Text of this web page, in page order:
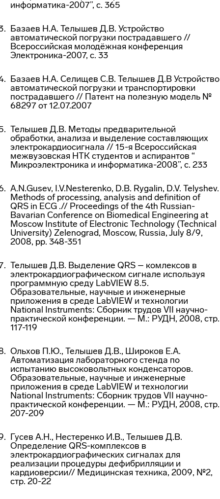
информатика-2007”, с. 365
Базаев Н.А. Телышев Д.В. Устройство
автоматической погрузки пострадавшего //
Всероссийская молодёжная конференция
Электроника-2007, с. 33
Базаев Н.А. Селищев С.В. Телышев Д.В Устройство
автоматической погрузки и транспортировки
пострадавшего // Патент на полезную модель №
68297 от 12.07.2007
Телышев Д.В. Методы предварительной
обработки, анализа и выделение составляющих
электрокардиосигнала // 15-я Всероссийская
межвузовская НТК студентов и аспирантов “
Микроэлектроника и информатика-2008”, с. 233
A.N.Gusev, I.V.Nesterenko, D.B. Rygalin, D.V. Telyshev.
Methods of processing, analysis and definition of
QRS in ECG .// Proceedings of the 4th Russian-
Bavarian Conference on Biomedical Engineering at
Moscow Institute of Electronic Technology (Technical
University) Zelenograd, Moscow, Russia, July 8/9,
2008, pp. 348-351
Телышев Д.В. Выделение QRS – комлексов в
электрокардиографическом сигнале используя
программную среду LabVIEW 8.5.
Образовательные, научные и инженерные
приложения в среде LabVIEW и технологии
National Instruments: Сборник трудов VII научно-
практической конференции. — М.: РУДН, 2008, стр.
117-119
Ольхов П.Ю., Телышев Д.В., Широков Е.А.
Автоматизация лабораторного стенда по
испытанию высоковольтных конденсаторов.
Образовательные, научные и инженерные
приложения в среде LabVIEW и технологии
National Instruments: Сборник трудов VII научно-
практической конференции. — М.: РУДН, 2008, стр.
207-209
Гусев А.Н., Нестеренко И.В., Телышев Д.В.
Определение QRS-комплексов в
электрокардиографических сигналах для
реализации процедуры дефибрилляции и
кардиоверсии// Медицинская техника, 2009, №2,
стр. 20-22